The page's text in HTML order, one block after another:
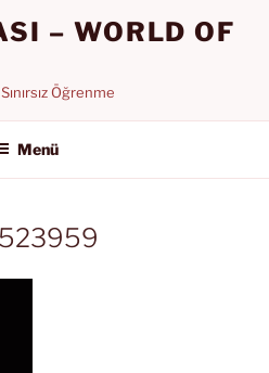
– WORLD OF
Öğrenme
Menü